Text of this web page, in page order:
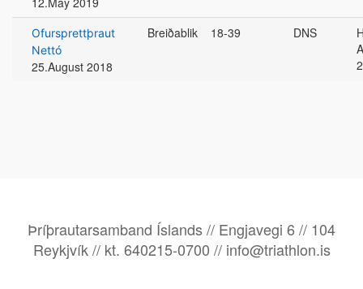
Ofursprettþraut
Nettó
25.August 2018
Breiðablik 18-39 DNS
2
Þríþrautarsamband Íslands // Engjavegi 6 // 104
Reykjvík // kt. 640215-0700 // info@triathlon.is